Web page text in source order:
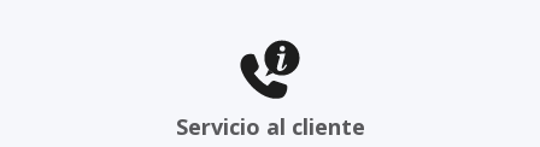
Servicio al cliente